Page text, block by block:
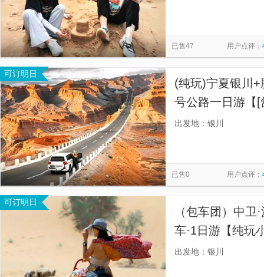
已售47 用户点评：
可订明日
(纯玩)宁夏银川
号公路一日游【
验，如需帮忙随
出发地：银川
已售0 用户点评：
可订明日
（包车团）中卫
车·1日游【纯玩
出发地：银川